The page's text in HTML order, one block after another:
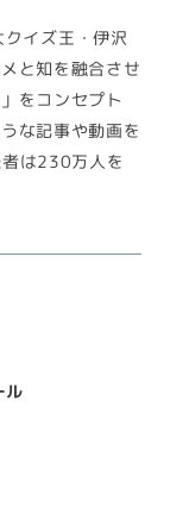
イズ王・伊沢
と知を融合させ
をコンセプト
な記事や動画を
は230万人を
ル